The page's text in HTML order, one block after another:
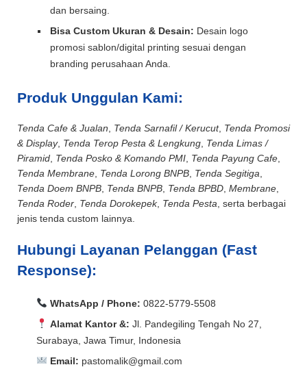
dan bersaing.
Bisa Custom Ukuran & Desain: Desain logo
promosi sablon/digital printing sesuai dengan
branding perusahaan Anda.
Produk Unggulan Kami:
Tenda Cafe & Jualan Tenda Sarnafil / Kerucut, Tenda Promosi
& Display, Tenda Terop Pesta & Lengkung Tenda Limas /
Piramid Tenda Posko & Komando PMI Tenda Payung Cafe
Tenda Membrane Tenda Lorong BNPB Tenda Segitiga
Tenda Doem BNPB Tenda BNPB Tenda BPBD Membrane
Tenda Roder Tenda Dorokepek, Tenda Pesta , serta berbagai
jenis tenda custom lainnya.
Hubungi Layanan Pelanggan (Fast
Response):
WhatsApp / Phone: 0822-5779-5508
Alamat Kantor &: Jl. Pandegiling Tengah No 27,
Surabaya, Jawa Timur, Indonesia
Email: pastomalik@gmail.com